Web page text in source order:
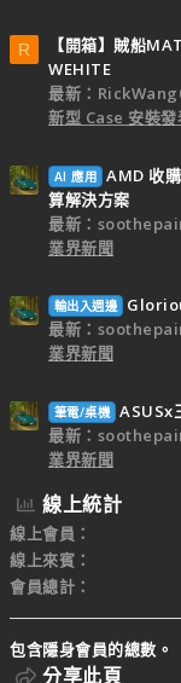
R
【開箱】賊船
WEHITE
最新：
新型 Case 安裝
AI 應用 AMD 收
算解決方案
最新：
業界新聞
輸出入週邊
最新：
業界新聞
筆電/桌機 ASUSx
最新：
業界新聞
線上統計
線上會員
線上來賓
會員總計
包含隱身會員的總數。
分享此頁